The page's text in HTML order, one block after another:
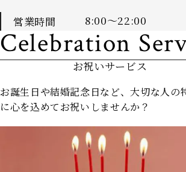
営業時間 8:00〜22:00
Celebration
お祝いサービス
お誕生日や結婚記念日など、大切な人の
に心を込めてお祝いしませんか？
ニュース＆トピックス
お問い合わせ
ポイントプログラム
ご宿泊予約はこちら
宿泊約款
利用規約
宿泊予約システム宿泊規約
食物アレルギー対応基本方針